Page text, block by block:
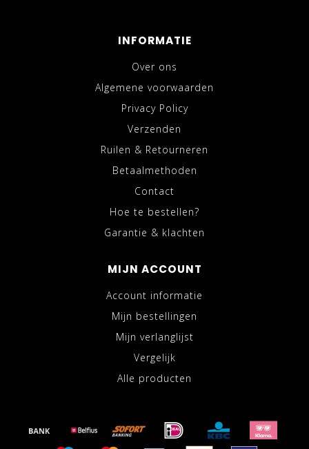
INFORMATIE
Over ons
Algemene voorwaarden
Privacy Policy
Verzenden
Ruilen & Retourneren
Betaalmethoden
Contact
Hoe te bestellen?
Garantie & klachten
MIJN ACCOUNT
Account informatie
Mijn bestellingen
Mijn verlanglijst
Vergelijk
Alle producten